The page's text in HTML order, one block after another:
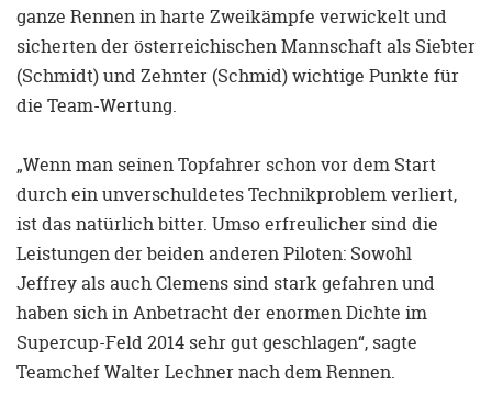
ganze Rennen in harte Zweikämpfe verwickelt und
sicherten der österreichischen Mannschaft als Siebter
(Schmidt) und Zehnter (Schmid) wichtige Punkte für
die Team-Wertung.
„Wenn man seinen Topfahrer schon vor dem Start
durch ein unverschuldetes Technikproblem verliert,
ist das natürlich bitter. Umso erfreulicher sind die
Leistungen der beiden anderen Piloten: Sowohl
Jeffrey als auch Clemens sind stark gefahren und
haben sich in Anbetracht der enormen Dichte im
Supercup-Feld 2014 sehr gut geschlagen“, sagte
Teamchef Walter Lechner nach dem Rennen.